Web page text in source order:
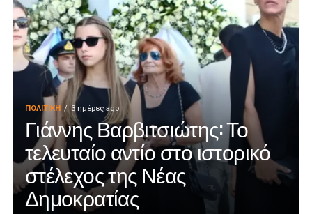
ΠΟΛΙΤΙΚΉ 3 ημέρες ago
Γιάννης Βαρβιτσιώτης: Το
τελευταίο αντίο στο ιστορικό
στέλεχος της Νέας
Δημοκρατίας